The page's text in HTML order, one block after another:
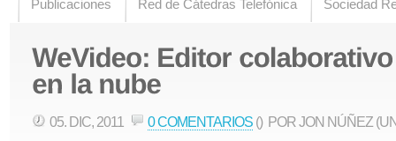
Publicaciones Red de Cátedras Telefónica Sociedad
05. DIC, 2011 0 COMENTARIOS () POR JON NÚÑEZ